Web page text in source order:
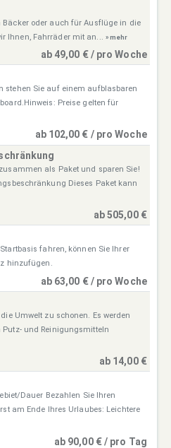
oder auch für Ausflüge in die
Ihnen, Fahrräder mit an... » mehr
ab 49,00 € / pro Woche
stehen Sie auf einem aufblasbaren
Preise gelten für
ab 102,00 € / pro Woche
als Paket und sparen Sie!
Dieses Paket kann
ab 505,00 €
fahren, können Sie Ihrer
hinzufügen.
ab 63,00 € / pro Woche
Umwelt zu schonen. Es werden
Putz- und Reinigungsmitteln
ab 14,00 €
Dauer Bezahlen Sie Ihren
am Ende Ihres Urlaubes: Leichtere
ab 90,00 € / pro Tag